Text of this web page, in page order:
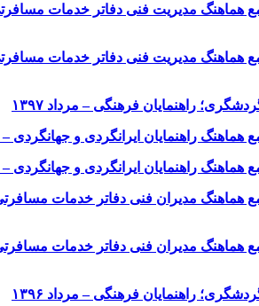
هماهنگ مدیریت فنی دفاتر خدمات
هماهنگ مدیریت فنی دفاتر خدمات
راهنمایان فرهنگی – مرداد ۱۳۹۷
راهنمایان ایرانگردی و جهانگردی –
راهنمایان ایرانگردی و جهانگردی –
هماهنگ مدیران فنی دفاتر خدمات
هماهنگ مدیران فنی دفاتر خدمات
راهنمایان فرهنگی – مرداد ۱۳۹۶